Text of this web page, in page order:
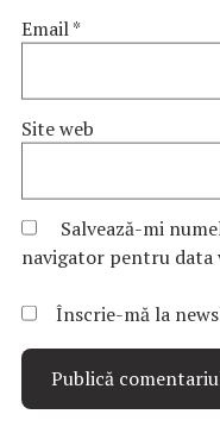
Email*
Site web
Salvează-mi
navigator pentru data
Înscrie-mă la